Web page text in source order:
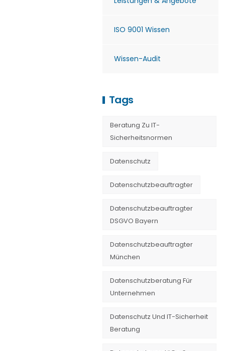
ISO 9001 Wissen
Wissen-Audit
Tags
Beratung Zu IT-
Sicherheitsnormen
Datenschutz
Datenschutzbeauftragter
Datenschutzbeauftragter
DSGVO Bayern
Datenschutzbeauftragter
München
Datenschutzberatung Für
Unternehmen
Datenschutz Und IT-Sicherheit
Beratung